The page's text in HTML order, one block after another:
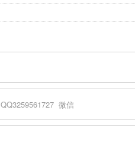
QQ3259561727 微信